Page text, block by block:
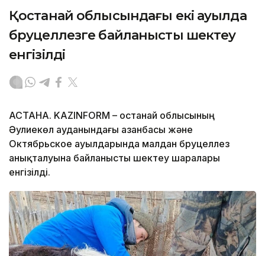
Қостанай облысындағы екі ауылда
бруцеллезге байланысты шектеу
енгізілді
АСТАНА. KAZINFORM – Қостанай облысының
Әулиекөл ауданындағы Қазанбасы және
Октябрьское ауылдарында малдан бруцеллез
анықталуына байланысты шектеу шаралары
енгізілді.